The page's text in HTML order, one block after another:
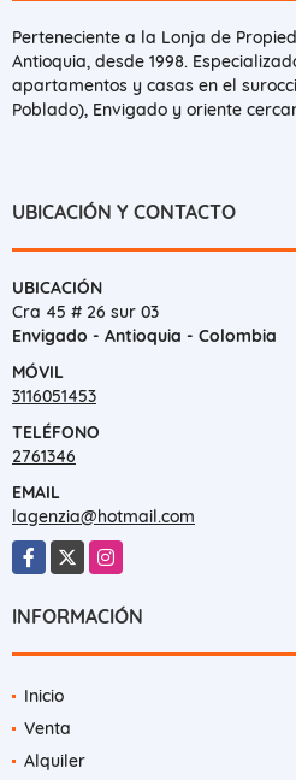
Perteneciente a la Lonja de
Antioquia, desde 1998.
apartamentos y casas en el
Poblado), Envigado y oriente
UBICACIÓN Y CONTACTO
UBICACIÓN
Cra 45 # 26 sur 03
Envigado - Antioquia - Colombia
MÓVIL
3116051453
TELÉFONO
2761346
EMAIL
lagenzia@hotmail.com
Facebook
X Instagram
INFORMACIÓN
Inicio
Venta
Alquiler